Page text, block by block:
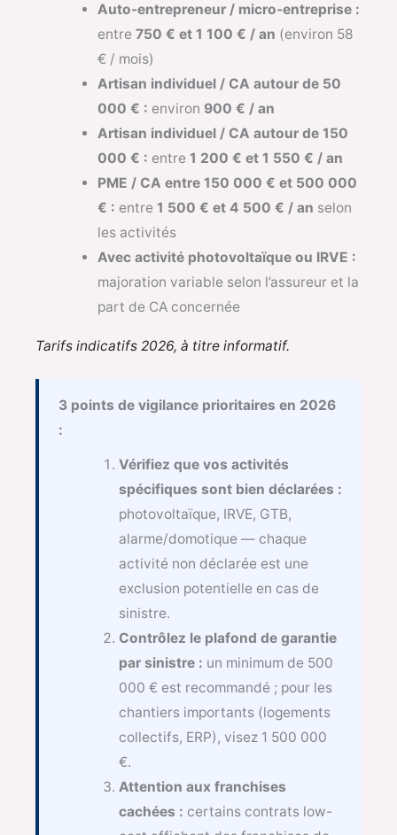
Auto-entrepreneur / micro-entreprise :
entre 750 € et 1 100 € / an (environ 58
€ / mois)
Artisan individuel / CA autour de 50
000 € : environ 900 € / an
Artisan individuel / CA autour de 150
000 € : entre 1 200 € et 1 550 € / an
PME / CA entre 150 000 € et 500 000
€ : entre 1 500 € et 4 500 € / an selon
les activités
Avec activité photovoltaïque ou IRVE :
majoration variable selon l’assureur et la
part de CA concernée
Tarifs indicatifs 2026, à titre informatif.
3 points de vigilance prioritaires en 2026
:
Vérifiez que vos activités
spécifiques sont bien déclarées :
photovoltaïque, IRVE, GTB,
alarme/domotique — chaque
activité non déclarée est une
exclusion potentielle en cas de
sinistre.
Contrôlez le plafond de garantie
par sinistre : un minimum de 500
000 € est recommandé ; pour les
chantiers importants (logements
collectifs, ERP), visez 1 500 000
€.
Attention aux franchises
cachées : certains contrats low-